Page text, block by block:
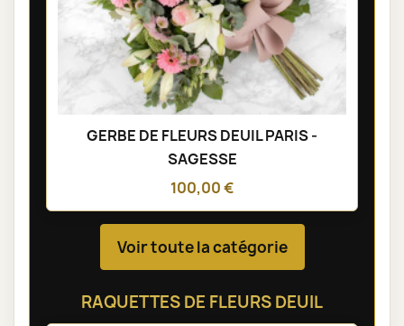
GERBE DE FLEURS DEUIL PARIS -
SAGESSE
100,00 €
Voir toute la catégorie
RAQUETTES DE FLEURS DEUIL